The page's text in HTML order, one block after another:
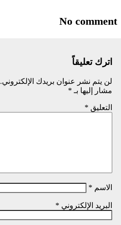
No comment
اترك تعليقاً
لن يتم نشر عنوان بريدك الإلكتروني.
مشار إليها بـ *
التعليق *
الاسم *
البريد الإلكتروني *